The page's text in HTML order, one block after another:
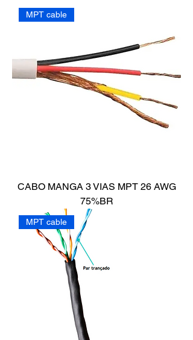
MPT cable
CABO MANGA 3 VIAS MPT 26 AWG
75%BR
MPT cable